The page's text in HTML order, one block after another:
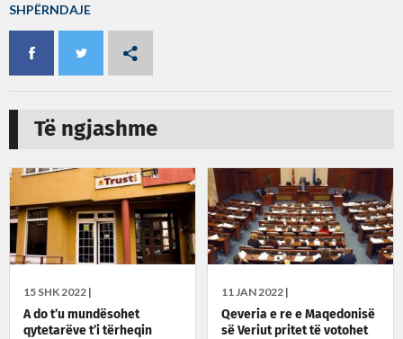
SHPËRNDAJE
Të ngjashme
15 SHK 2022 |
A do t’u mundësohet
qytetarëve t’i tërheqin
11 JAN 2022 |
Qeveria e re e Maqedonisë
së Veriut pritet të votohet